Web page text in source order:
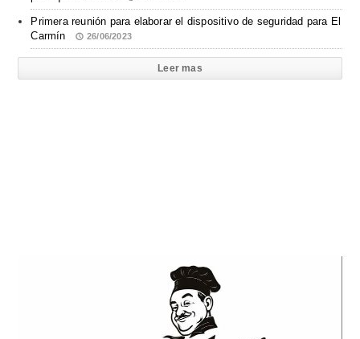
Primera reunión para elaborar el dispositivo de seguridad para El
Carmín
26/06/2023
Leer mas